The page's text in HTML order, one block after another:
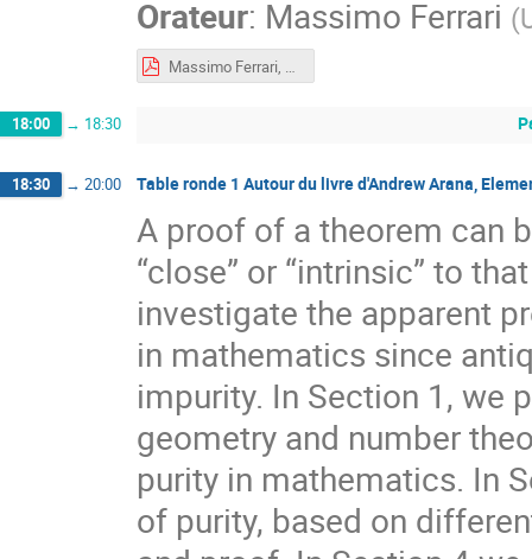
Orateur: Massimo Ferrari (
Massimo Ferrari, Brunschvicg_1.pdf
18:00 → 18:30
18:30 → 20:00 Table ronde 1 Autour du livre d'Andrew Arana,
A proof of a theorem can
“close” or “intrinsic” to
investigate the apparent
in mathematics since
impurity. In Section 1, we
geometry and number
purity in mathematics. In
of purity, based on